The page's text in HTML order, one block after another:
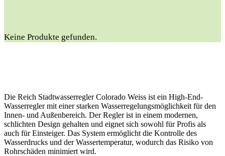
Keine Produkte gefunden.
Die Reich Stadtwasserregler Colorado Weiss ist ein High-End-
Wasserregler mit einer starken Wasserregelungsmöglichkeit für den
Innen- und Außenbereich. Der Regler ist in einem modernen,
schlichten Design gehalten und eignet sich sowohl für Profis als
auch für Einsteiger. Das System ermöglicht die Kontrolle des
Wasserdrucks und der Wassertemperatur, wodurch das Risiko von
Rohrschäden minimiert wird.